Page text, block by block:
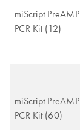
miScript PreAMP
PCR Kit (12)
miScript PreAMP
PCR Kit (60)